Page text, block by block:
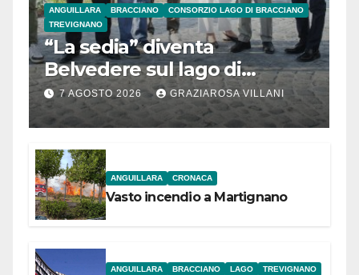
ANGUILLARA BRACCIANO
CONSORZIO LAGO DI BRACCIANO
TREVIGNANO
“La sedia” diventa
Belvedere sul lago di
Bracciano: ieri
l’inaugurazione
7 AGOSTO 2026 GRAZIAROSA VILLANI
ANGUILLARA CRONACA
Vasto incendio a Martignano
ANGUILLARA BRACCIANO LAGO TREVIGNANO